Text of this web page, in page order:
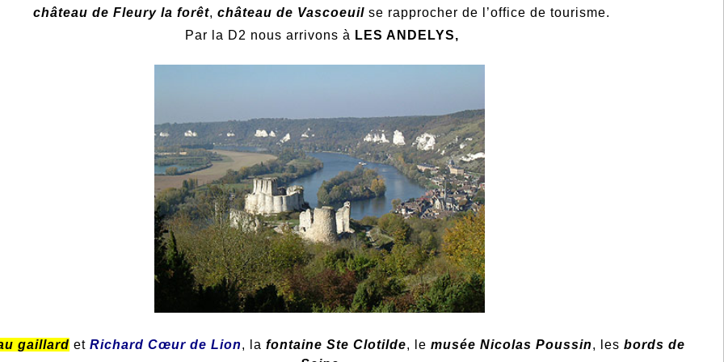
château de Fleury la forêt,château de Vascoeuil se rapprocher de l’office de tourisme.
Par la D2 nous arrivons à LES ANDELYS,
gaillard et Richard Cœur de Lion, la fontaine Ste Clotilde, le musée Nicolas Poussin, les bords de